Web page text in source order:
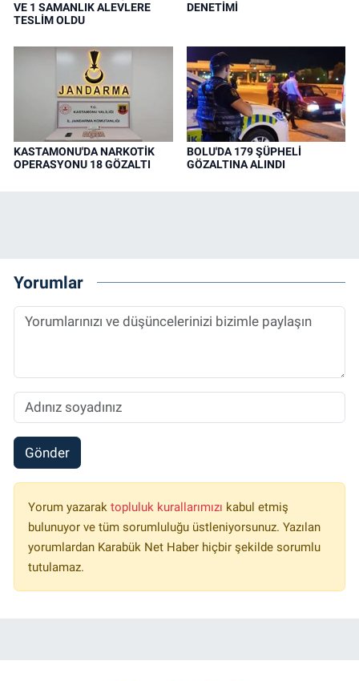
VE 1 SAMANLIK ALEVLERE
TESLİM OLDU
DENETİMİ
KASTAMONU'DA NARKOTİK
OPERASYONU 18 GÖZALTI
BOLU'DA 179 ŞÜPHELİ
GÖZALTINA ALINDI
Yorumlar
Gönder
Yorum yazarak topluluk kurallarımızı kabul etmiş
bulunuyor ve tüm sorumluluğu üstleniyorsunuz. Yazılan
yorumlardan Karabük Net Haber hiçbir şekilde sorumlu
tutulamaz.